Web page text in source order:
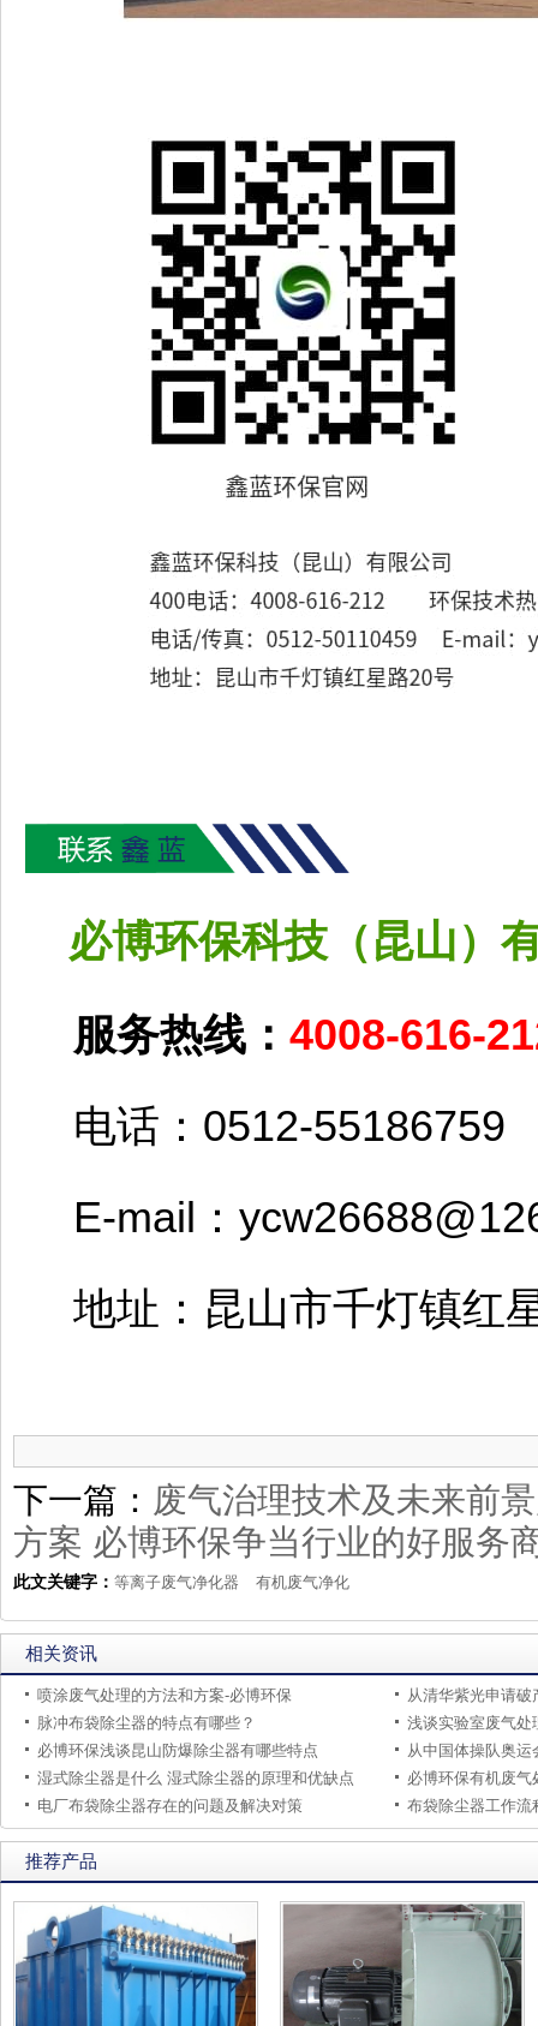
必博环保科技（昆山）
服务热线： 4008-616-
电话：0512-55186759
E-mail：
地址：昆山市千灯镇红
下一篇： 废气治理技术及未来前
方案 必博环保争当行业的好服务
此文关键字： 等离子废气净化器 有机废气净化
相关资讯
喷涂废气处理的方法和方案-必博环保
脉冲布袋除尘器的特点有哪些？
浅谈实验室废气处
必博环保浅谈昆山防爆除尘器有哪些特点
从中国体操队奥
湿式除尘器是什么 湿式除尘器的原理和优缺点
电厂布袋除尘器存在的问题及解决对策
布袋除尘器工作流
推荐产品